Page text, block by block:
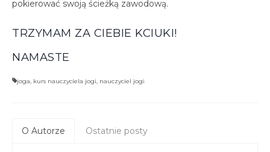
pokierować swoją ścieżką zawodową.
TRZYMAM ZA CIEBIE KCIUKI!
NAMASTE
joga, kurs nauczyciela jogi, nauczyciel jogi
O Autorze Ostatnie posty